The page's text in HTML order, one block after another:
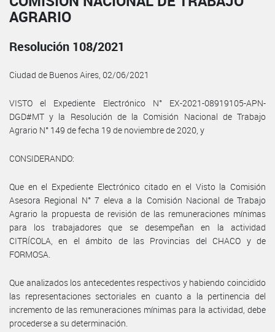
AGRARIO
Resolución 108/2021
Ciudad de Buenos Aires, 02/06/2021
VISTO el Expediente Electrónico N° EX-2021-08919105-APN-
DGD#MT y la Resolución de la Comisión Nacional de Trabajo
Agrario N° 149 de fecha 19 de noviembre de 2020, y
CONSIDERANDO:
Que en el Expediente Electrónico citado en el Visto la Comisión
Asesora Regional N° 7 eleva a la Comisión Nacional de Trabajo
Agrario la propuesta de revisión de las remuneraciones mínimas
para los trabajadores que se desempeñan en la actividad
CITRÍCOLA, en el ámbito de las Provincias del CHACO y de
FORMOSA.
Que analizados los antecedentes respectivos y habiendo coincidido
las representaciones sectoriales en cuanto a la pertinencia del
incremento de las remuneraciones mínimas para la actividad, debe
procederse a su determinación.